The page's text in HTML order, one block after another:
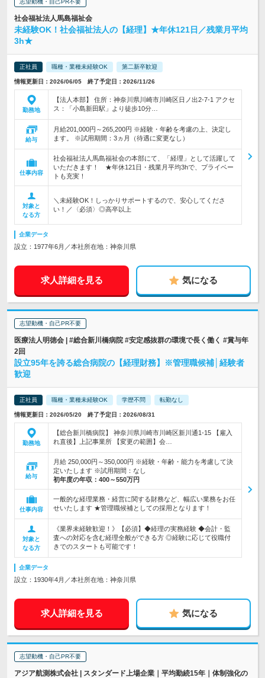
志望動機・自己PR不要
社会福祉法人馬島福祉会
未経験OK！社会福祉法人の【経理】★年休121日／残業月平均
3h★
正社員 職種・業種未経験OK 第二新卒歓迎
情報更新日：2026/06/05 終了予定日：2026/11/26
勤務地
【法人本部】 住所：神奈川県川崎市川崎区日ノ出2-7-1 アクセ
ス：「小島新田駅」より徒歩10分…
給与
月給201,000円～265,200円 ※経験・年齢を考慮の上、決定し
ます。 ※試用期間：3ヵ月（待遇に変更なし）
仕事内容
社会福祉法人馬島福祉会の本部にて、「経理」として活躍して
いただきます！ ★年休121日・残業月平均3hで、プライベー
トも充実！
対象と
なる方
＼未経験OK！しっかりサポートするので、安心してくださ
い！／〈必須〉◎高卒以上
企業データ
設立：1977年6月／本社所在地：神奈川県
求人詳細を見る 気になる
志望動機・自己PR不要
医療法人明徳会 | #総合新川橋病院 #安定感抜群の環境で長く働く #賞与年
2回
設立95年を誇る総合病院の【経理財務】※管理職候補│経験者
歓迎
正社員 職種・業種未経験OK 学歴不問 転勤なし
情報更新日：2026/05/20 終了予定日：2026/08/31
勤務地
【総合新川橋病院】 神奈川県川崎市川崎区新川通1-15 【雇入
れ直後】上記事業所 【変更の範囲】会…
給与
月給 250,000円～350,000円 ※経験・年齢・能力を考慮して決
定いたします ※試用期間：なし
初年度の年収： 400～550万円
仕事内容
一般的な経理業務・経営に関する財務など、幅広い業務をお任
せいたします ★管理職候補としての採用となります！
対象と
なる方
《業界未経験歓迎！》【必須】◆経理の実務経験 ◆会計・監
査への対応を含む経理全般ができる方 ◎経験に応じて役職付
きでのスタートも可能です！
企業データ
設立：1930年4月／本社所在地：神奈川県
求人詳細を見る 気になる
志望動機・自己PR不要
アジア航測株式会社 | スタンダード上場企業｜平均勤続15年｜体制強化の